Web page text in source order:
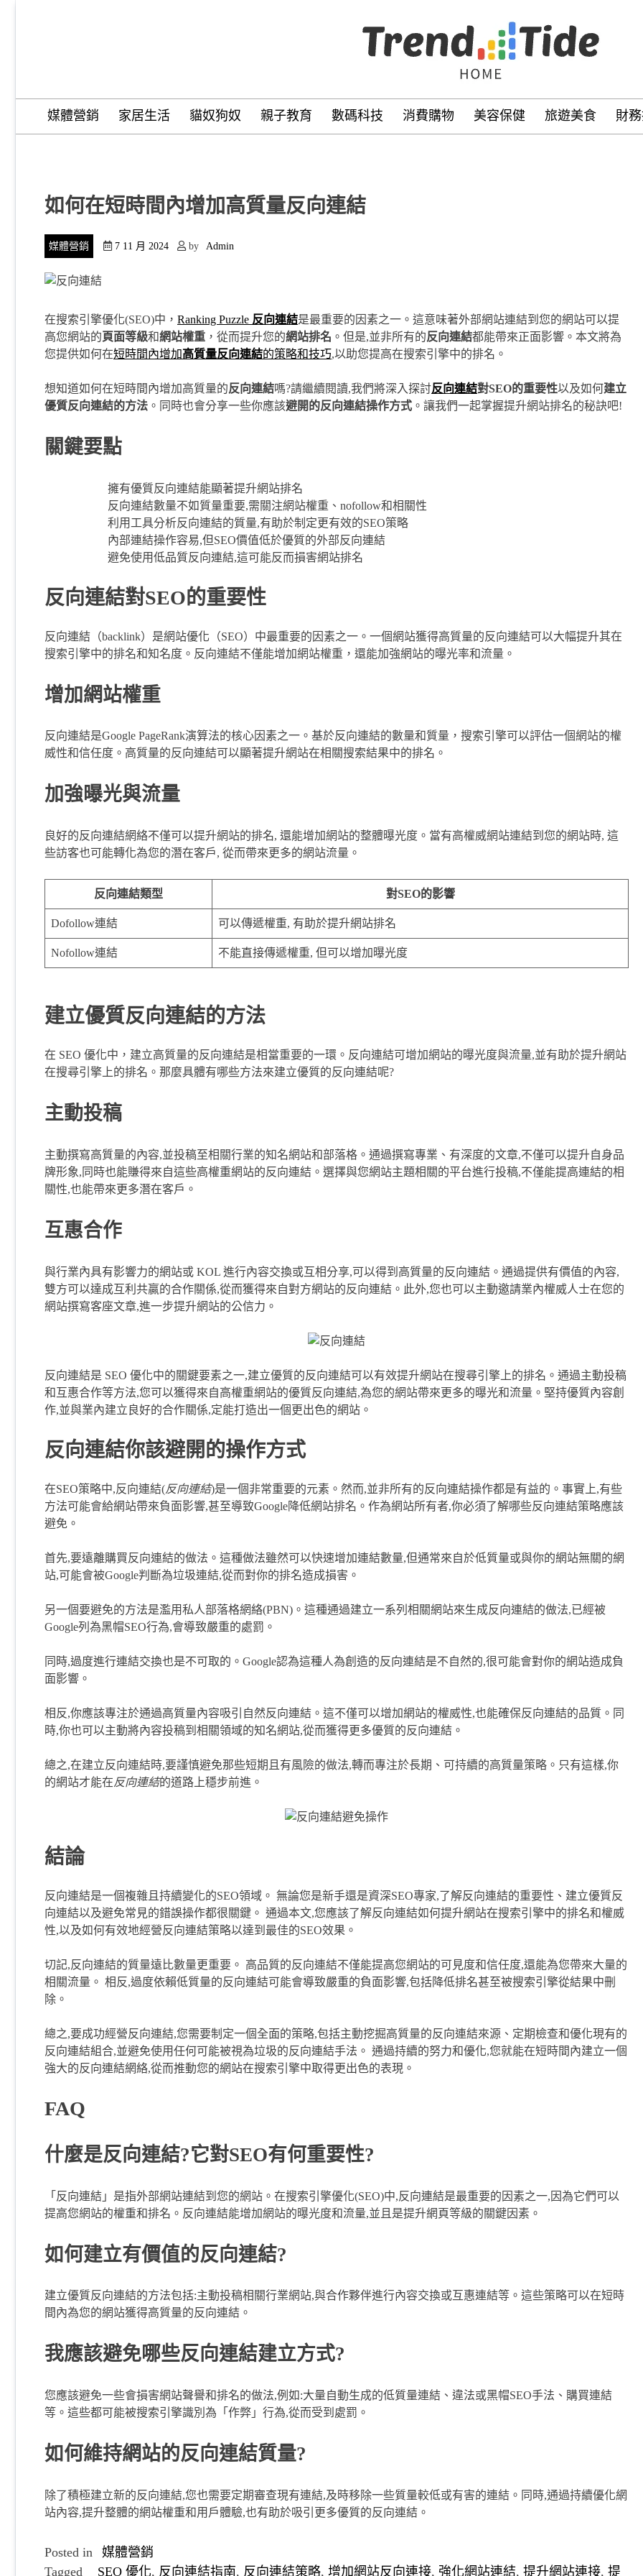
Trend Tide
媒體營銷 家居生活 貓奴狗奴 親子教育 數碼科技 消費購物 美容保健 旅遊美食 財
如何在短時間內增加高質量反向連結
媒體營銷 7 11 月 2024 by Admin
在搜索引擎優化(SEO)中， Ranking Puzzle 反向連結是最重要的因素之一。這意味著外部網站連結到您的網站可以提
高您網站的頁面等級和網站權重 ，從而提升您的網站排名 。但是,並非所有的反向連結都能帶來正面影響。本文將為
您提供如何在短時間內增加高質量反向連結的策略和技巧,以助您提高在搜索引擎中的排名。
想知道如何在短時間內增加高質量的反向連結嗎?請繼續閱讀,我們將深入探討反向連結對SEO的重要性以及如何建立
優質反向連結的方法 。同時也會分享一些你應該避開的反向連結操作方式 。讓我們一起掌握提升網站排名的秘訣吧!
關鍵要點
擁有優質反向連結能顯著提升網站排名
反向連結數量不如質量重要,需關注網站權重、nofollow和相關性
利用工具分析反向連結的質量,有助於制定更有效的SEO策略
內部連結操作容易,但SEO價值低於優質的外部反向連結
避免使用低品質反向連結,這可能反而損害網站排名
反向連結對SEO的重要性
反向連結（backlink）是網站優化（SEO）中最重要的因素之一。一個網站獲得高質量的反向連結可以大幅提升其在
搜索引擎中的排名和知名度。反向連結不僅能增加網站權重，還能加強網站的曝光率和流量。
增加網站權重
反向連結是Google PageRank演算法的核心因素之一。基於反向連結的數量和質量，搜索引擎可以評估一個網站的權
威性和信任度。高質量的反向連結可以顯著提升網站在相關搜索結果中的排名。
加強曝光與流量
良好的反向連結網絡不僅可以提升網站的排名, 還能增加網站的整體曝光度。當有高權威網站連結到您的網站時, 這
些訪客也可能轉化為您的潛在客戶, 從而帶來更多的網站流量。
反向連結類型 對SEO的影響
Dofollow連結 可以傳遞權重, 有助於提升網站排名
Nofollow連結 不能直接傳遞權重, 但可以增加曝光度
建立優質反向連結的方法
在 SEO 優化中，建立高質量的反向連結是相當重要的一環。反向連結可增加網站的曝光度與流量,並有助於提升網站
在搜尋引擎上的排名。那麼具體有哪些方法來建立優質的反向連結呢?
主動投稿
主動撰寫高質量的內容,並投稿至相關行業的知名網站和部落格。通過撰寫專業、有深度的文章,不僅可以提升自身品
牌形象,同時也能賺得來自這些高權重網站的反向連結。選擇與您網站主題相關的平台進行投稿,不僅能提高連結的相
關性,也能帶來更多潛在客戶。
互惠合作
與行業內具有影響力的網站或 KOL 進行內容交換或互相分享,可以得到高質量的反向連結。通過提供有價值的內容,
雙方可以達成互利共贏的合作關係,從而獲得來自對方網站的反向連結。此外,您也可以主動邀請業內權威人士在您的
網站撰寫客座文章,進一步提升網站的公信力。
反向連結是 SEO 優化中的關鍵要素之一,建立優質的反向連結可以有效提升網站在搜尋引擎上的排名。通過主動投稿
和互惠合作等方法,您可以獲得來自高權重網站的優質反向連結,為您的網站帶來更多的曝光和流量。堅持優質內容創
作,並與業內建立良好的合作關係,定能打造出一個更出色的網站。
反向連結你該避開的操作方式
在SEO策略中,反向連結(反向連結)是一個非常重要的元素。然而,並非所有的反向連結操作都是有益的。事實上,有些
方法可能會給網站帶來負面影響,甚至導致Google降低網站排名。作為網站所有者,你必須了解哪些反向連結策略應該
避免。
首先,要遠離購買反向連結的做法。這種做法雖然可以快速增加連結數量,但通常來自於低質量或與你的網站無關的網
站,可能會被Google判斷為垃圾連結,從而對你的排名造成損害。
另一個要避免的方法是濫用私人部落格網絡(PBN)。這種通過建立一系列相關網站來生成反向連結的做法,已經被
Google列為黑帽SEO行為,會導致嚴重的處罰。
同時,過度進行連結交換也是不可取的。Google認為這種人為創造的反向連結是不自然的,很可能會對你的網站造成負
面影響。
相反,你應該專注於通過高質量內容吸引自然反向連結。這不僅可以增加網站的權威性,也能確保反向連結的品質。同
時,你也可以主動將內容投稿到相關領域的知名網站,從而獲得更多優質的反向連結。
總之,在建立反向連結時,要謹慎避免那些短期且有風險的做法,轉而專注於長期、可持續的高質量策略。只有這樣,你
的網站才能在反向連結的道路上穩步前進。
結論
反向連結是一個複雜且持續變化的SEO領域。 無論您是新手還是資深SEO專家,了解反向連結的重要性、建立優質反
向連結以及避免常見的錯誤操作都很關鍵。 通過本文,您應該了解反向連結如何提升網站在搜索引擎中的排名和權威
性,以及如何有效地經營反向連結策略以達到最佳的SEO效果。
切記,反向連結的質量遠比數量更重要。 高品質的反向連結不僅能提高您網站的可見度和信任度,還能為您帶來大量的
相關流量。 相反,過度依賴低質量的反向連結可能會導致嚴重的負面影響,包括降低排名甚至被搜索引擎從結果中刪
除。
總之,要成功經營反向連結,您需要制定一個全面的策略,包括主動挖掘高質量的反向連結來源、定期檢查和優化現有的
反向連結組合,並避免使用任何可能被視為垃圾的反向連結手法。 通過持續的努力和優化,您就能在短時間內建立一個
強大的反向連結網絡,從而推動您的網站在搜索引擎中取得更出色的表現。
FAQ
什麼是反向連結?它對SEO有何重要性?
「反向連結」是指外部網站連結到您的網站。在搜索引擎優化(SEO)中,反向連結是最重要的因素之一,因為它們可以
提高您網站的權重和排名。反向連結能增加網站的曝光度和流量,並且是提升網頁等級的關鍵因素。
如何建立有價值的反向連結?
建立優質反向連結的方法包括:主動投稿相關行業網站,與合作夥伴進行內容交換或互惠連結等。這些策略可以在短時
間內為您的網站獲得高質量的反向連結。
我應該避免哪些反向連結建立方式?
您應該避免一些會損害網站聲譽和排名的做法,例如:大量自動生成的低質量連結、違法或黑帽SEO手法、購買連結
等。這些都可能被搜索引擎識別為「作弊」行為,從而受到處罰。
如何維持網站的反向連結質量?
除了積極建立新的反向連結,您也需要定期審查現有連結,及時移除一些質量較低或有害的連結。同時,通過持續優化網
站內容,提升整體的網站權重和用戶體驗,也有助於吸引更多優質的反向連結。
Posted in
媒體營銷
Tagged
SEO 優化, 反向連結指南, 反向連結策略, 增加網站反向連接, 強化網站連結, 提升網站連接, 提